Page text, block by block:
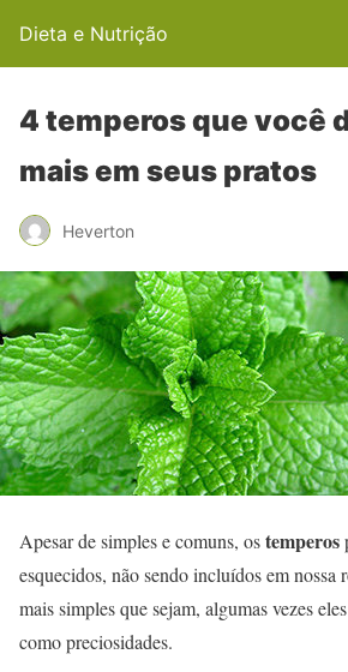
Dieta e Nutrição
4 temperos que você
mais em seus pratos
Heverton
Apesar de simples e comuns, ostemperos
esquecidos, não sendo incluídos em nossa
mais simples que sejam, algumas vezes
como preciosidades.